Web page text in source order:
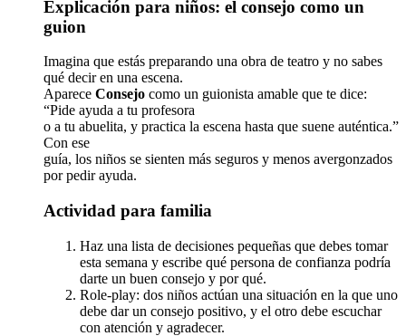
Explicación para niños: el consejo como un
guion
Imagina que estás preparando una obra de teatro y no sabes
qué decir en una escena.
Aparece Consejo como un guionista amable que te dice:
“Pide ayuda a tu profesora
o a tu abuelita, y practica la escena hasta que suene auténtica.”
Con ese
guía, los niños se sienten más seguros y menos avergonzados
por pedir ayuda.
Actividad para familia
Haz una lista de decisiones pequeñas que debes tomar
esta semana y escribe qué persona de confianza podría
darte un buen consejo y por qué.
Role-play: dos niños actúan una situación en la que uno
debe dar un consejo positivo, y el otro debe escuchar
con atención y agradecer.